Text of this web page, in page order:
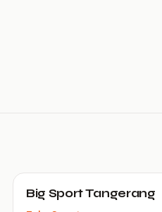
Big Sport Tangerang